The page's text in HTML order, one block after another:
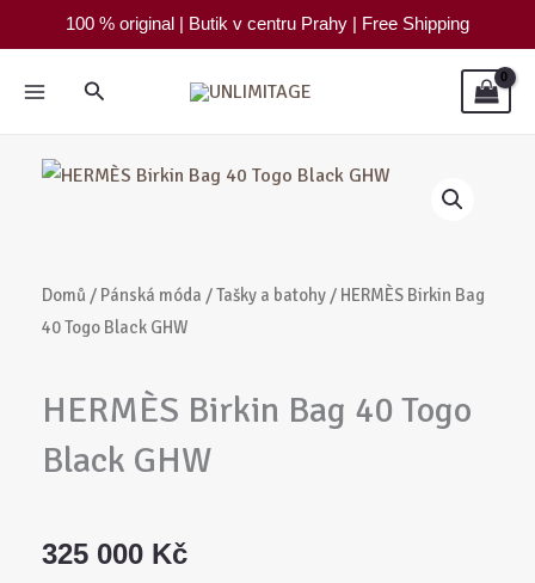
100 % original | Butik v centru Prahy | Free Shipping
Přeskočit
na
obsah
Hledat
Domů / Pánská móda /Tašky a batohy / HERMÈS Birkin Bag
40 Togo Black GHW
HERMÈS Birkin Bag 40 Togo
Black GHW
325 000 Kč